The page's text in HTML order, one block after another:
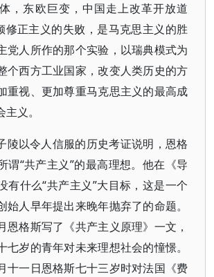
，东欧巨变，中国走上改革开放道
修正主义的失败，是马克思主义的胜
党人所作的那个实验，以瑞典模式为
个西方工业国家，改变人类历史的方
重视、更加尊重马克思主义的最高成
义。
陵以令人信服的历史考证说明，恩格
谓“共产主义”的最高理想。他在《导
有什么“共产主义”大目标，这是一个
始人早年提出来晚年抛弃了的命题。
恩格斯写了《共产主义原理》一文，
七岁的青年对未来理想社会的憧憬。
十一日恩格斯七十三岁时对法国《费